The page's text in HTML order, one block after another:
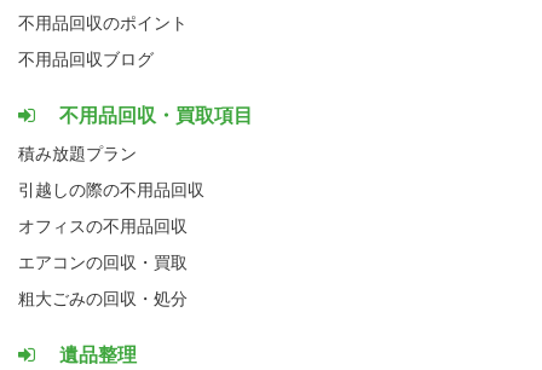
不用品回収のポイント
不用品回収ブログ
不用品回収・買取項目
積み放題プラン
引越しの際の不用品回収
オフィスの不用品回収
エアコンの回収・買取
粗大ごみの回収・処分
遺品整理